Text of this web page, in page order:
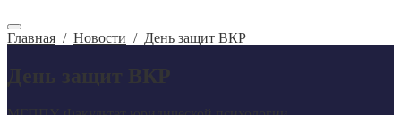
Главная / Новости / День защит ВКР